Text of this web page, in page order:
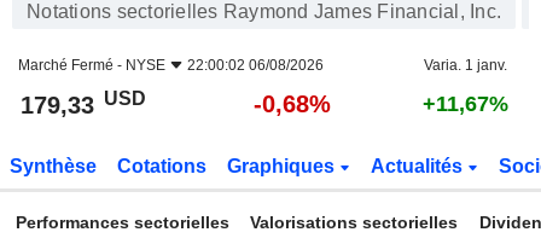
Notations sectorielles Raymond James Financial, Inc.
Marché Fermé - NYSE 22:00:02 06/08/2026 Varia. 1 janv.
179,33 USD -0,68% +11,67%
Synthèse Cotations Graphiques Actualités
Performances sectorielles Valorisations sectorielles